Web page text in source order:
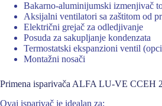
Bakarno-aluminijumski izmenjivač
Aksijalni ventilatori sa zaštitom od
Električni grejač za odledjivanje
Posuda za sakupljanje kondenzata
Termostatski ekspanzioni ventil
Montažni nosači
Primena isparivača ALFA LU-VE CCEH
Ovaj isparivač je idealan za: